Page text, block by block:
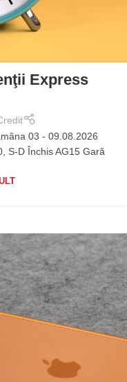
Express
03 - 09.08.2026
S-D Închis AG15 Gară